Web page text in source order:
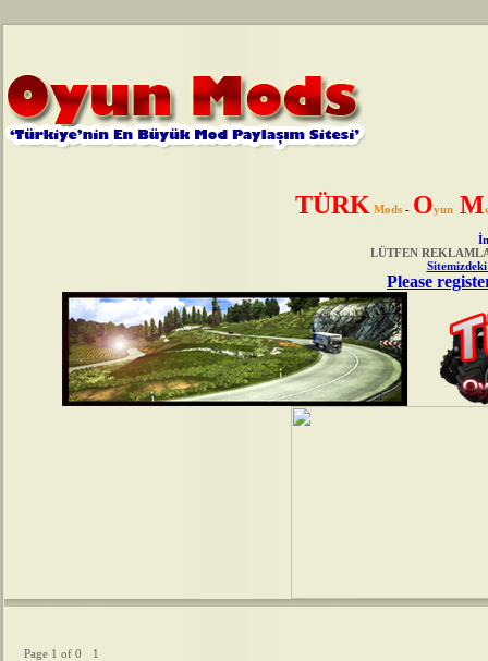
TÜRK Mods - Oyun M
LÜTFEN
Please
Page 1 of 0
1